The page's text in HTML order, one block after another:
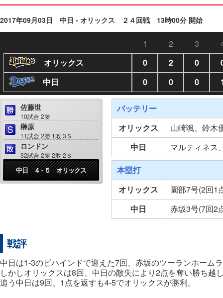
2017年09月03日 中日 - オリックス ２４回戦 13時00分 開始
1 2 3
オリックス
0 2 0
中日
0 0 0
佐藤世
10試合 2勝
榊原
11試合 2勝 1敗 3Ｓ
ロンドン
32試合 2勝 2敗 2Ｓ
中日 ４ - ５ オリックス
バッテリー
オリックス
山崎颯、鈴木
中日
マルティネス
本塁打
オリックス
園部7号(2回1
中日
赤坂3号(7回2
戦評
中日は1-3のビハインドで迎えた7回、赤坂のツーランホーム
しかしオリックスは8回、中日の敵失により2点を奪い勝ち越
追う中日は9回、1点を返すも4-5でオリックスが勝利。